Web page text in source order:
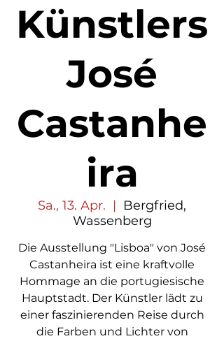
Künstlers
José
Castanhe
ira
Sa., 13. Apr.
  |
Bergfried,
Wassenberg
Die Ausstellung "Lisboa" von José
Castanheira ist eine kraftvolle
Hommage an die portugiesische
Hauptstadt. Der Künstler lädt zu
einer faszinierenden Reise durch
die Farben und Lichter von